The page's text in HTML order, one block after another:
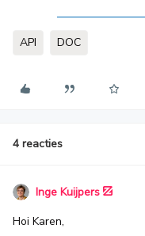
API DOC
4 reacties
Inge Kuijpers
Hoi Karen,